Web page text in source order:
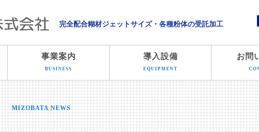
溝端化学株式会社
完全配合糊材ジェットサイズ・各種粉体の受託加工
事業案内
BUSINESS
導入設備
EQUIPMENT
お問
MIZOBATA NEWS